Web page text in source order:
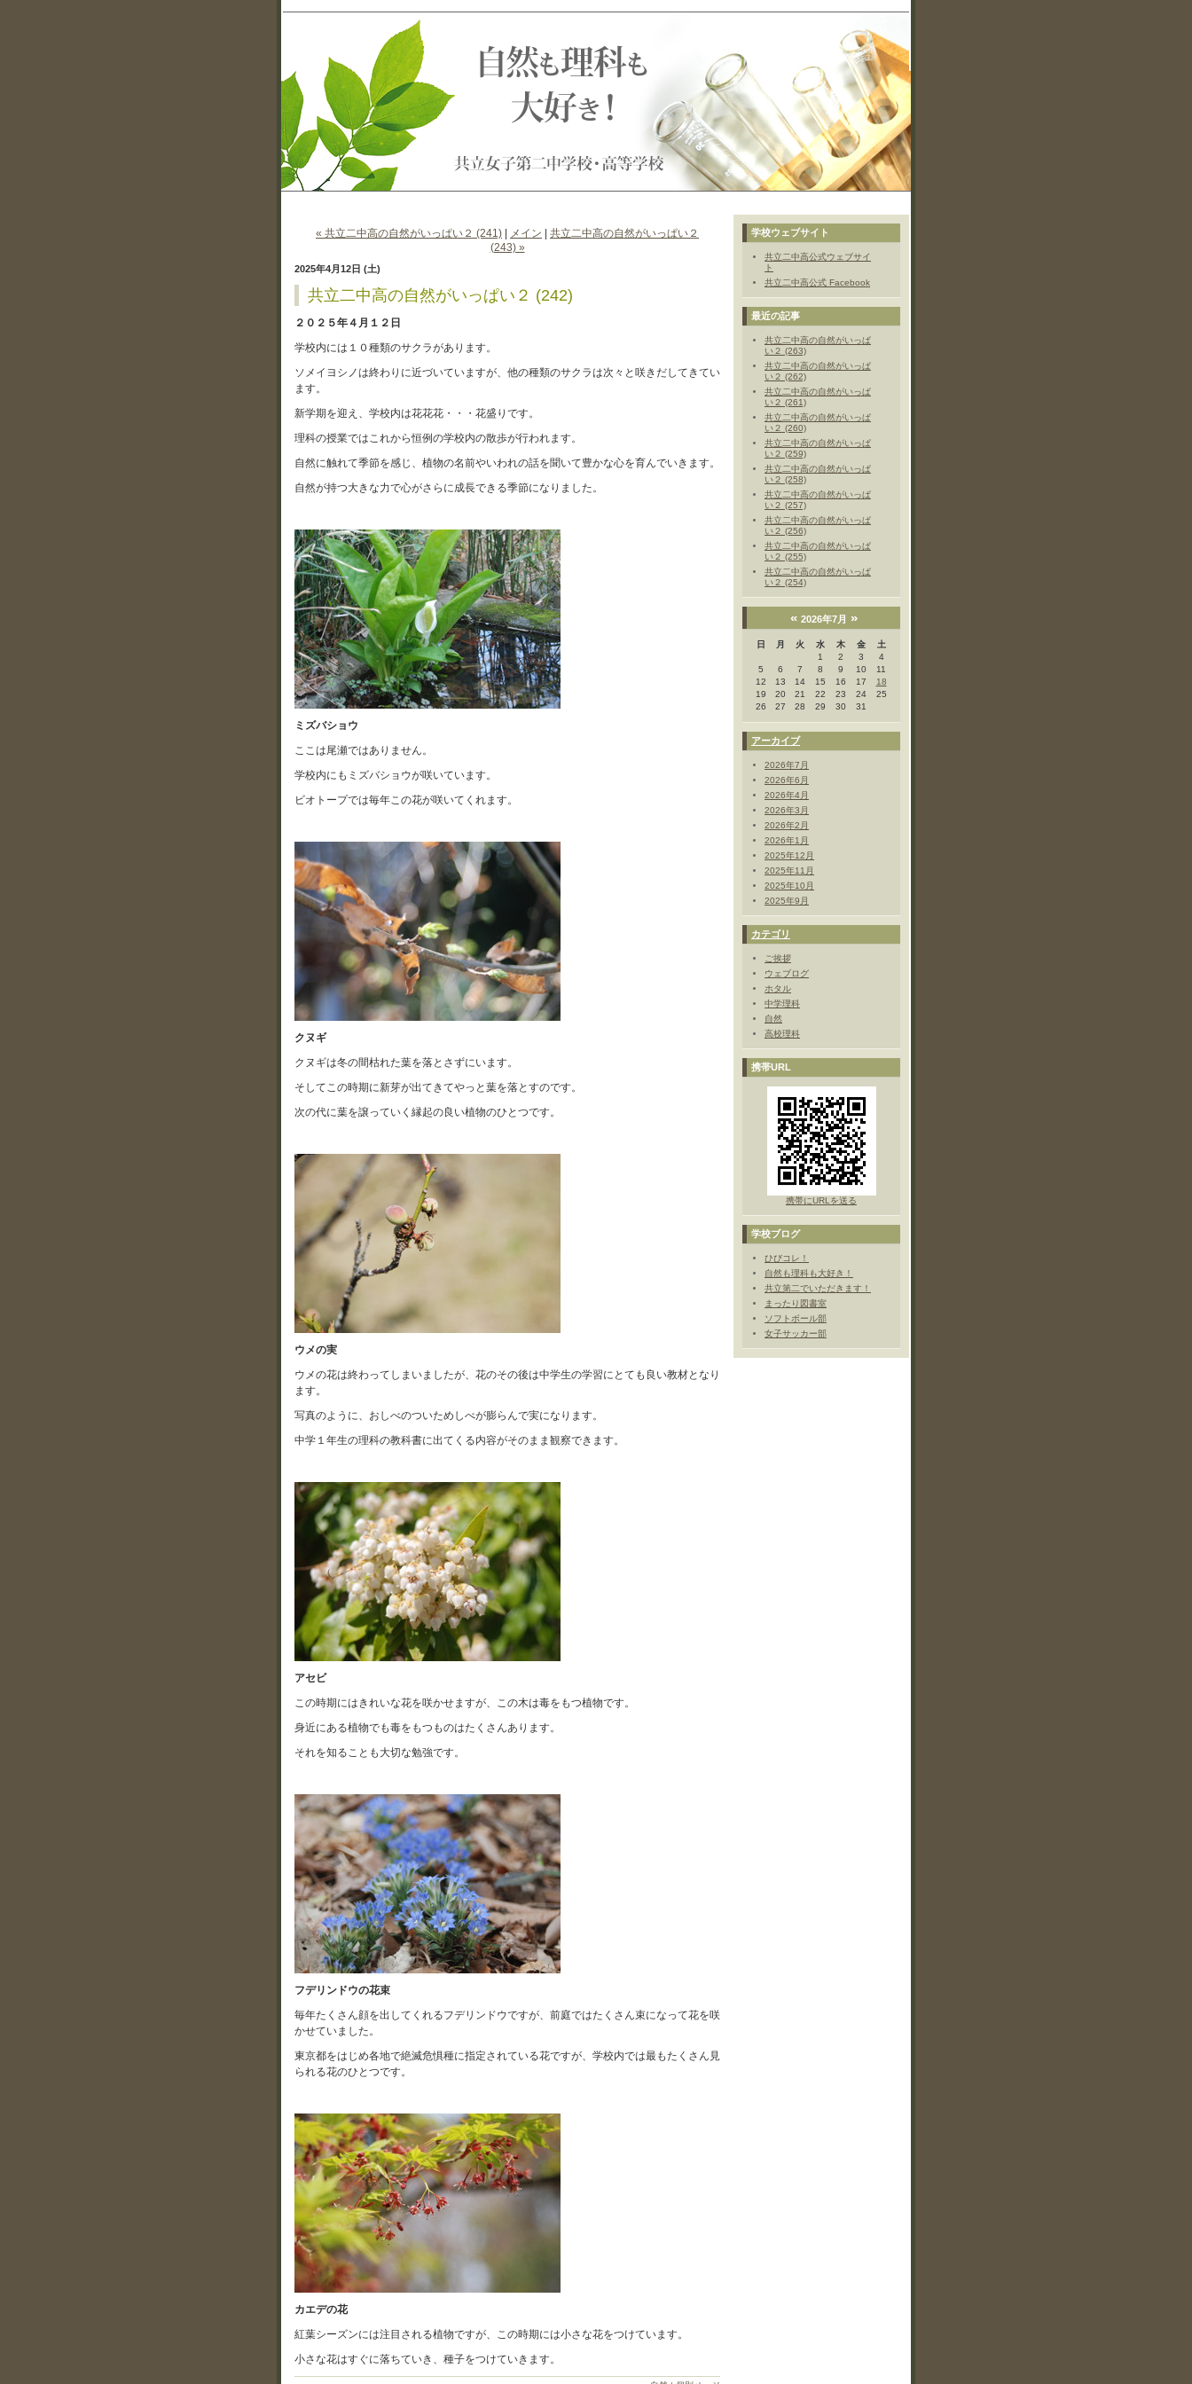
« 共立二中高の自然がいっぱい２ (241) メイン
共立二中高の自然がいっぱい２
(243) »
2025年4月12日 (土)
共立二中高の自然がいっぱい２ (242)
２０２５年４月１２日
学校内には１０種類のサクラがあります。
ソメイヨシノは終わりに近づいていますが、他の種類のサクラは次々と咲きだしてきてい
ます。
新学期を迎え、学校内は花花花・・・花盛りです。
理科の授業ではこれから恒例の学校内の散歩が行われます。
自然に触れて季節を感じ、植物の名前やいわれの話を聞いて豊かな心を育んでいきます。
自然が持つ大きな力で心がさらに成長できる季節になりました。
ミズバショウ
ここは尾瀬ではありません。
学校内にもミズバショウが咲いています。
ビオトープでは毎年この花が咲いてくれます。
クヌギ
クヌギは冬の間枯れた葉を落とさずにいます。
そしてこの時期に新芽が出てきてやっと葉を落とすのです。
次の代に葉を譲っていく縁起の良い植物のひとつです。
ウメの実
ウメの花は終わってしまいましたが、花のその後は中学生の学習にとても良い教材となり
ます。
写真のように、おしべのついためしべが膨らんで実になります。
中学１年生の理科の教科書に出てくる内容がそのまま観察できます。
アセビ
この時期にはきれいな花を咲かせますが、この木は毒をもつ植物です。
身近にある植物でも毒をもつものはたくさんあります。
それを知ることも大切な勉強です。
フデリンドウの花束
毎年たくさん顔を出してくれるフデリンドウですが、前庭ではたくさん束になって花を咲
かせていました。
東京都をはじめ各地で絶滅危惧種に指定されている花ですが、学校内では最もたくさん見
られる花のひとつです。
カエデの花
紅葉シーズンには注目される植物ですが、この時期には小さな花をつけています。
小さな花はすぐに落ちていき、種子をつけていきます。
学校ウェブサイト
共立二中高公式ウェブサイ
ト
共立二中高公式 Facebook
最近の記事
共立二中高の自然がいっぱ
い２ (263)
共立二中高の自然がいっぱ
い２ (262)
共立二中高の自然がいっぱ
い２ (261)
共立二中高の自然がいっぱ
い２ (260)
共立二中高の自然がいっぱ
い２ (259)
共立二中高の自然がいっぱ
い２ (258)
共立二中高の自然がいっぱ
い２ (257)
共立二中高の自然がいっぱ
い２ (256)
共立二中高の自然がいっぱ
い２ (255)
共立二中高の自然がいっぱ
い２ (254)
« 2026年7月 »
日 月 火 水 木 金
土
1
2 3
4
5
6 7 8 9 10
11
12
13 14 15 16 17
18
19
20 21 22 23 24
25
26
27 28 29 30 31
アーカイブ
2026年7月
2026年6月
2026年4月
2026年3月
2026年2月
2026年1月
2025年12月
2025年11月
2025年10月
2025年9月
カテゴリ
ご挨拶
ウェブログ
ホタル
中学理科
自然
高校理科
携帯URL
携帯にURLを送る
学校ブログ
ひびコレ！
自然も理科も大好き！
共立第二でいただきます！
まったり図書室
ソフトボール部
女子サッカー部